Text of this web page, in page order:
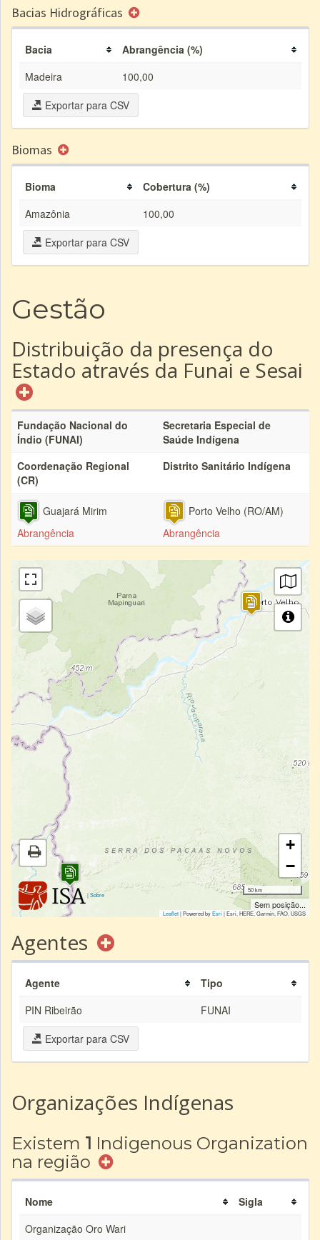
Bacias Hidrográficas
Bacia
Abrangência (%)
Madeira
100,00
Exportar para CSV
Biomas
Bioma
Cobertura (%)
Amazônia
100,00
Exportar para CSV
Gestão
Distribuição da presença do
Estado através da Funai e Sesai
Fundação Nacional do
Índio (FUNAI)
Secretaria Especial de
Saúde Indígena
Coordenação Regional
(CR)
Distrito Sanitário Indígena
Guajará Mirim
Abrangência
Porto Velho (RO/AM)
Abrangência
|Sobre
+
−
50 km
Sem posição...
Leaflet| Powered byEsri|Esri, HERE, Garmin, FAO, USGS
Agentes
Agente
Tipo
PIN Ribeirão
FUNAI
Exportar para CSV
Organizações Indígenas
Existem 1 Indigenous Organization
na região
Nome
Sigla
Organização Oro Wari